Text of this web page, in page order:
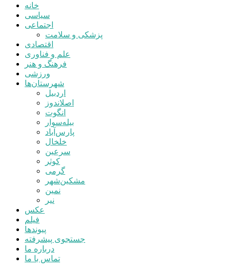
خانه
سیاسی
اجتماعی
پزشکی و سلامت
اقتصادی
علم و فناوری
فرهنگ و هنر
ورزشی
شهرستان‌ها
اردبیل
اصلاندوز
انگوت
بیله‌سوار
پارس‌آباد
خلخال
سرعین
کوثر
گرمی
مشکین‌شهر
نمین
نیر
عکس
فیلم
پیوندها
جستجوی پیشرفته
درباره ما
تماس با ما